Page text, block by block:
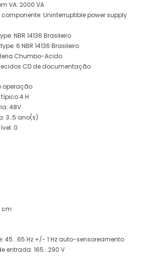
VA: 2000 VA
Uninterruptible power supply
NBR 14136 Brasileiro
6 NBR 14136 Brasileiro
Chumbo-Acido
CD de documentação
operação
H
48V
3…5 ano(s)
0
cm
45...65 Hz +/- 1 Hz auto-sensoreamento
entrada: 165...290 V